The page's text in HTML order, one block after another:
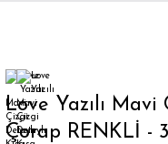
Love Yazılı Mavi
Çorap RENKLİ -